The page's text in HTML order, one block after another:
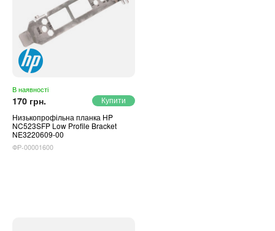
В наявності
170 грн.
Низькопрофільна планка HP
NC523SFP Low Profile Bracket
NE3220609-00
ФР-00001600